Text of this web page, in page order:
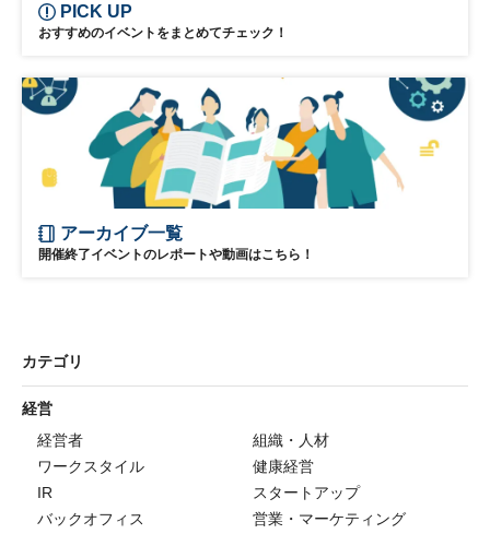
PICK UP
おすすめのイベントをまとめてチェック！
アーカイブ一覧
開催終了イベントのレポートや動画はこちら！
カテゴリ
経営
経営者
組織・人材
ワークスタイル
健康経営
IR
スタートアップ
バックオフィス
営業・マーケティング